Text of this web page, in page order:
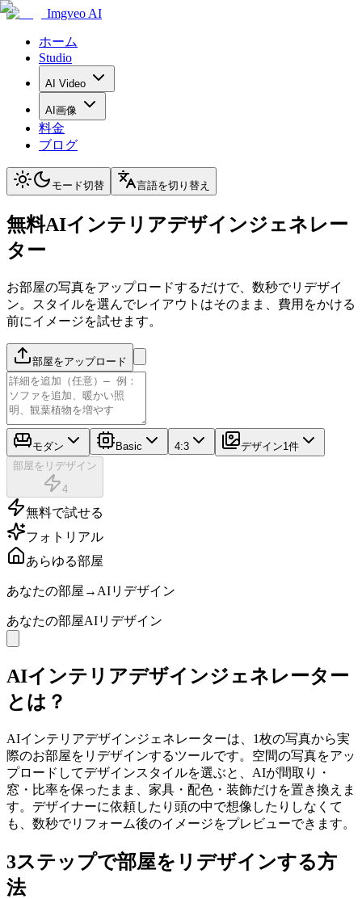
Imgveo AI
ホーム
Studio
AI Video
AI画像
料金
ブログ
モード切替 言語を切り替え
無料AIインテリアデザインジェネレー
ター
お部屋の写真をアップロードするだけで、数秒でリデザイ
ン。スタイルを選んでレイアウトはそのまま、費用をかける
前にイメージを試せます。
部屋をアップロード
モダン Basic 4:3
デザイン1件
部屋をリデザイン
4
無料で試せる
フォトリアル
あらゆる部屋
あなたの部屋 → AIリデザイン
あなたの部屋AIリデザイン
AIインテリアデザインジェネレーター
とは？
AIインテリアデザインジェネレーターは、1枚の写真から実
際のお部屋をリデザインするツールです。空間の写真をアッ
プロードしてデザインスタイルを選ぶと、AIが間取り・
窓・比率を保ったまま、家具・配色・装飾だけを置き換えま
す。デザイナーに依頼したり頭の中で想像したりしなくて
も、数秒でリフォーム後のイメージをプレビューできます。
3ステップで部屋をリデザインする方
法